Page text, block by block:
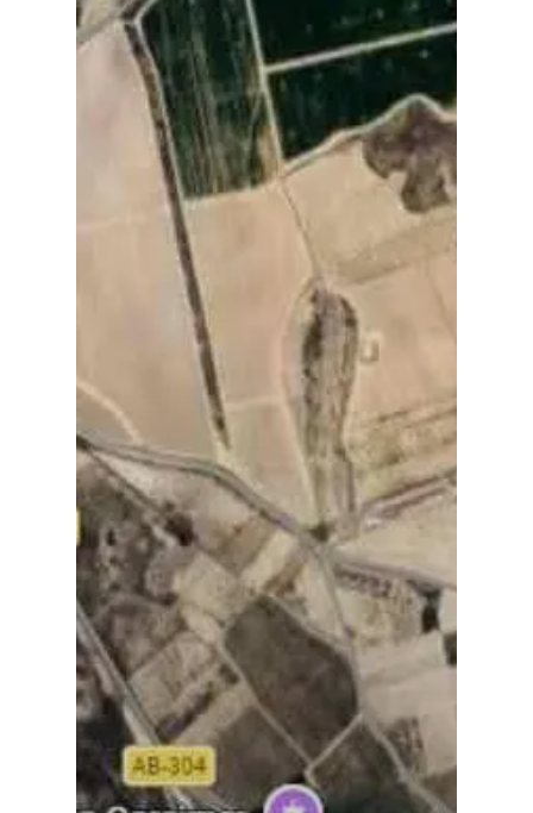
Guadalajara
Cultura
Deportes
Sucesos
Medio Ambiente
Planeta Rural
Especiales
Política
Galerías